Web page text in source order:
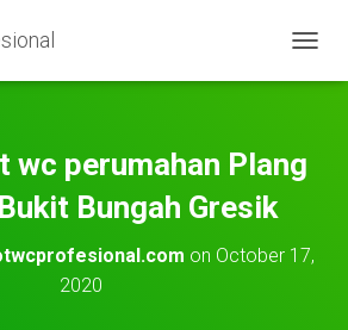
O
E
I
wc perumahan Plang
Bungah Gresik
on October 17,
2020